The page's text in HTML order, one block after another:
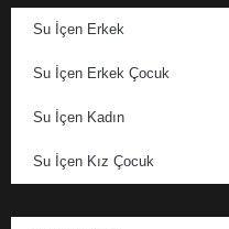
Su İçen Erkek
Su İçen Erkek Çocuk
Su İçen Kadın
Su İçen Kız Çocuk